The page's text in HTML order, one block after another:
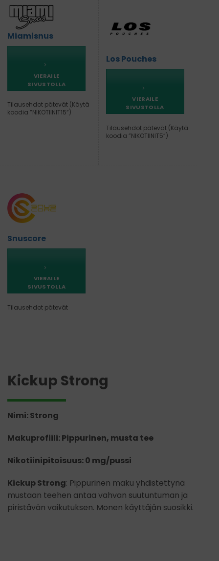
Miamisnus
VIERAILE
SIVUSTOLLA
Tilausehdot pätevät (Käytä
koodia ”NIKOTIINIT15”)
Los Pouches
VIERAILE
SIVUSTOLLA
Tilausehdot pätevät (Käytä
koodia ”NIKOTIINIT5”)
Snuscore
VIERAILE
SIVUSTOLLA
Tilausehdot pätevät
Kickup Strong
Nimi: Strong
Makuprofiili: Pippurinen, musta tee
Nikotiinipitoisuus: 0 mg/pussi
Kickup Strong: Pippurinen maku yhdistettynä
mustaan teehen antaa vahvan suutuntuman ja
piristävän vaikutuksen. Monen käyttäjän suosikki.